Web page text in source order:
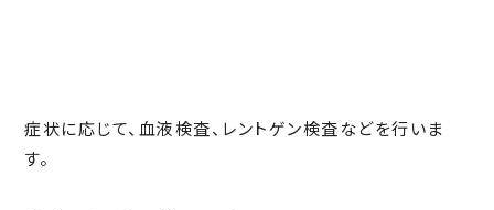
症状に応じて、血液検査、レントゲン検査などを行いま
す。